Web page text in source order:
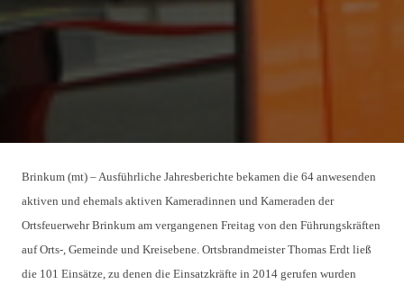
Brinkum (mt) – Ausführliche Jahresberichte bekamen die 64 anwesenden
aktiven und ehemals aktiven Kameradinnen und Kameraden der
Ortsfeuerwehr Brinkum am vergangenen Freitag von den Führungskräften
auf Orts-, Gemeinde und Kreisebene. Ortsbrandmeister Thomas Erdt ließ
die 101 Einsätze, zu denen die Einsatzkräfte in 2014 gerufen wurden